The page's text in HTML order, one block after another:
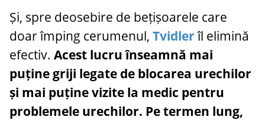
Și, spre deosebire de bețișoarele care
doar împing cerumenul, Tvidlerîl elimină
efectiv. Acest lucru înseamnă mai
puține griji legate de blocarea urechilor
și mai puține vizite la medic pentru
problemele urechilor. Pe termen lung,